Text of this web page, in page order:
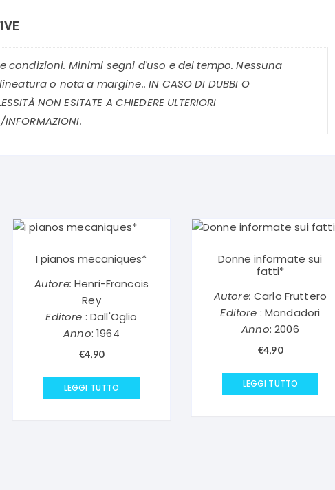
condizioni. Minimi segni d'uso e del tempo. Nessuna
o nota a margine.. IN CASO DI DUBBI O
NON ESITATE A CHIEDERE ULTERIORI
INFORMAZIONI.
I pianos mecaniques*
Autore: Henri-Francois
Rey
Editore : Dall'Oglio
Anno: 1964
€4,90
LEGGI TUTTO
Donne informate sui
fatti*
Autore: Carlo Fruttero
Editore : Mondadori
Anno: 2006
€4,90
LEGGI TUTTO